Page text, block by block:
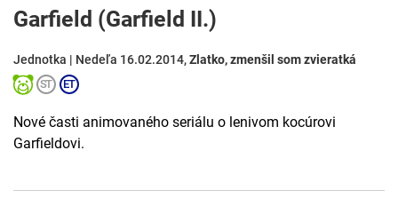
Garfield (Garfield II.)
Jednotka | Nedeľa 16.02.2014,Zlatko, zmenšil som zvieratká
Nové časti animovaného seriálu o lenivom kocúrovi
Garfieldovi.